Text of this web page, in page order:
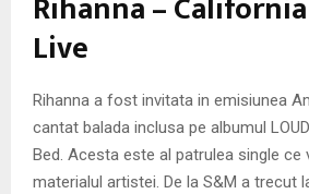
N
U
Live
Rihanna a fost invitata in emisiunea
cantat balada inclusa pe albumul
Bed. Acesta este al patrulea single ce
materialul artistei. De la S&M a trecut